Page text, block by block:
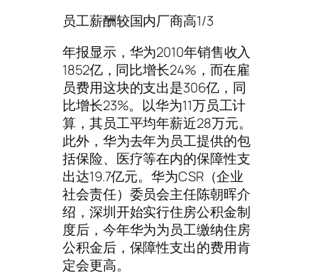
员工薪酬较国内厂商高1/3
年报显示，华为2010年销售收入
1852亿，同比增长24%，而在雇
员费用这块的支出是306亿，同
比增长23%。以华为11万员工计
算，其员工平均年薪近28万元。
此外，华为去年为员工提供的包
括保险、医疗等在内的保障性支
出达19.7亿元。华为CSR（企业
社会责任）委员会主任陈朝晖介
绍，深圳开始实行住房公积金制
度后，今年华为为员工缴纳住房
公积金后，保障性支出的费用肯
定会更高。